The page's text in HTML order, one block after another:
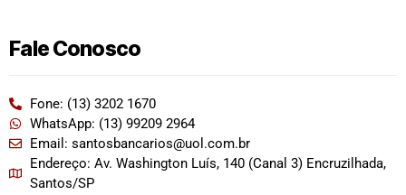
Fale Conosco
Fone: (13) 3202 1670
WhatsApp: (13) 99209 2964
Email: santosbancarios@uol.com.br
Endereço: Av. Washington Luís, 140 (Canal 3) Encruzilhada,
Santos/SP